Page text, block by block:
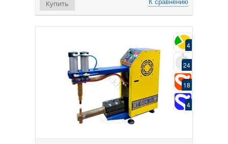
Купить
4
24
18
4